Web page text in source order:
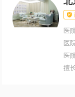

医
医
医
擅